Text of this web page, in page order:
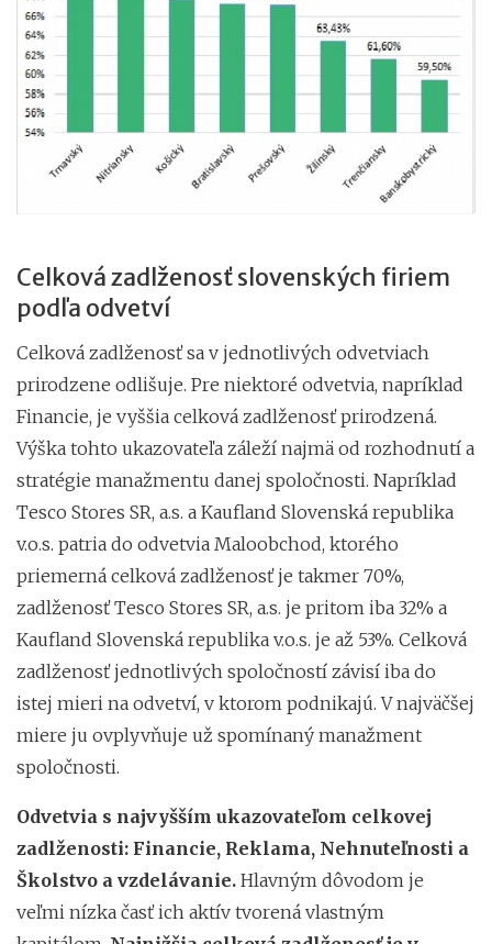
Celková zadlženosť slovenských firiem
podľa odvetví
Celková zadlženosť sa v jednotlivých odvetviach
prirodzene odlišuje. Pre niektoré odvetvia, napríklad
Financie, je vyššia celková zadlženosť prirodzená.
Výška tohto ukazovateľa záleží najmä od rozhodnutí a
stratégie manažmentu danej spoločnosti. Napríklad
Tesco Stores SR, a.s. a Kaufland Slovenská republika
v.o.s. patria do odvetvia Maloobchod, ktorého
priemerná celková zadlženosť je takmer 70%,
zadlženosť Tesco Stores SR, a.s. je pritom iba 32% a
Kaufland Slovenská republika v.o.s. je až 53%. Celková
zadlženosť jednotlivých spoločností závisí iba do
istej mieri na odvetví, v ktorom podnikajú. V najväčšej
miere ju ovplyvňuje už spomínaný manažment
spoločnosti.
Odvetvia s najvyšším ukazovateľom celkovej
zadlženosti: Financie, Reklama, Nehnuteľnosti a
Školstvo a vzdelávanie. Hlavným dôvodom je
veľmi nízka časť ich aktív tvorená vlastným